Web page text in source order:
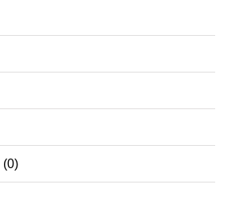
(0)